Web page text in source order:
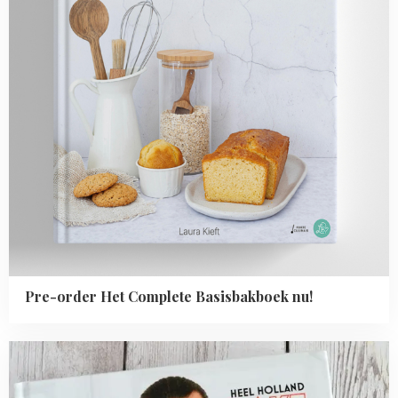
Pre-order Het Complete Basisbakboek nu!
Read
more